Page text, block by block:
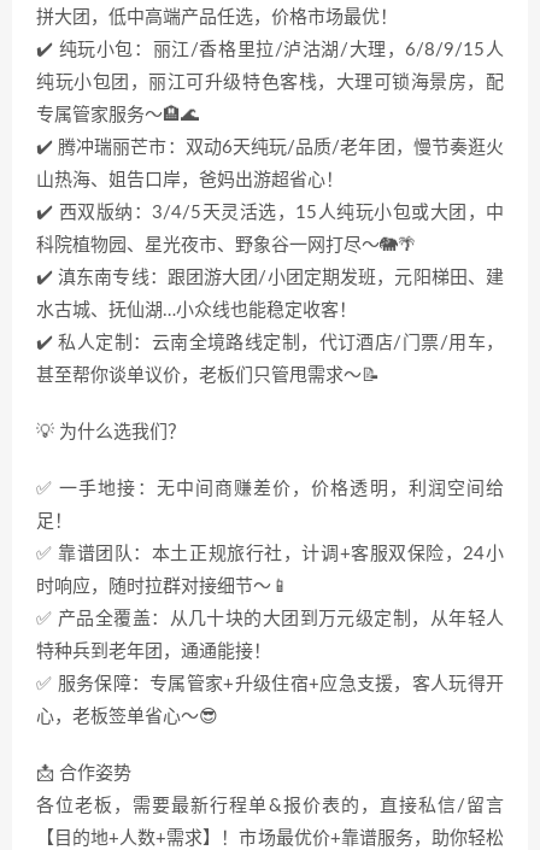
拼大团，低中高端产品任选，价格市场最优！
✔️ 纯玩小包：丽江/香格里拉/泸沽湖/大理，6/8/9/15人
纯玩小包团，丽江可升级特色客栈，大理可锁海景房，配
专属管家服务～🏨🌊
✔️ 腾冲瑞丽芒市：双动6天纯玩/品质/老年团，慢节奏逛火
山热海、姐告口岸，爸妈出游超省心！
✔️ 西双版纳：3/4/5天灵活选，15人纯玩小包或大团，中
科院植物园、星光夜市、野象谷一网打尽～🐘🌴
✔️ 滇东南专线：跟团游大团/小团定期发班，元阳梯田、建
水古城、抚仙湖…小众线也能稳定收客！
✔️ 私人定制：云南全境路线定制，代订酒店/门票/用车，
甚至帮你谈单议价，老板们只管甩需求～📝
💡 为什么选我们？
✅ 一手地接：无中间商赚差价，价格透明，利润空间给
足！
✅ 靠谱团队：本土正规旅行社，计调+客服双保险，24小
时响应，随时拉群对接细节～📱
✅ 产品全覆盖：从几十块的大团到万元级定制，从年轻人
特种兵到老年团，通通能接！
✅ 服务保障：专属管家+升级住宿+应急支援，客人玩得开
心，老板签单省心～😎
📩 合作姿势
各位老板，需要最新行程单&报价表的，直接私信/留言
【目的地+人数+需求】！市场最优价+靠谱服务，助你轻松